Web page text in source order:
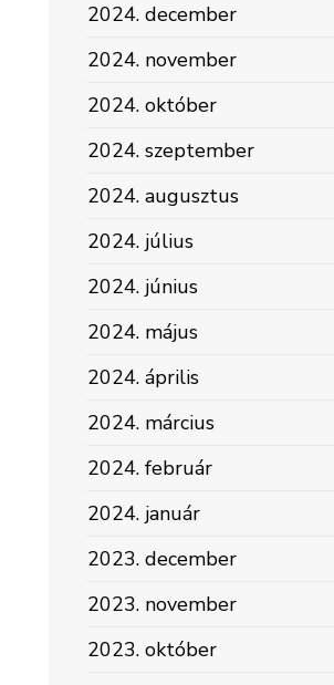
2024. december
2024. november
2024. október
2024. szeptember
2024. augusztus
2024. július
2024. június
2024. május
2024. április
2024. március
2024. február
2024. január
2023. december
2023. november
2023. október